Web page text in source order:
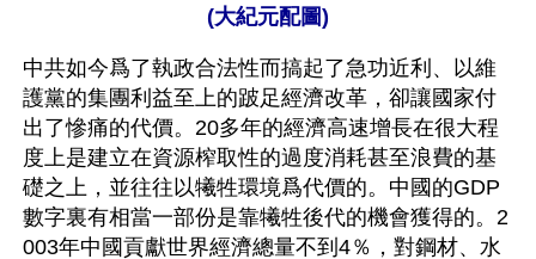
(大紀元配圖)
中共如今爲了執政合法性而搞起了急功近利、以維
護黨的集團利益至上的跛足經濟改革，卻讓國家付
出了慘痛的代價。20多年的經濟高速增長在很大程
度上是建立在資源榨取性的過度消耗甚至浪費的基
礎之上，並往往以犧牲環境爲代價的。中國的GDP
數字裏有相當一部份是靠犧牲後代的機會獲得的。2
003年中國貢獻世界經濟總量不到4％，對鋼材、水